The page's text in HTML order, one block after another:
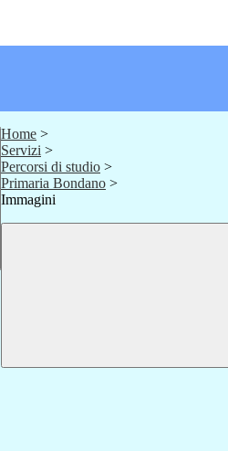
Home >
Servizi >
Percorsi di studio >
Primaria Bondano >
Immagini